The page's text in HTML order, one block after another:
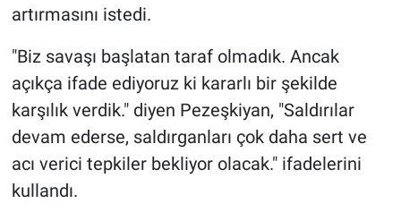
artırmasını istedi.
"Biz savaşı başlatan taraf olmadık. Ancak
açıkça ifade ediyoruz ki kararlı bir şekilde
karşılık verdik." diyen Pezeşkiyan, "Saldırılar
devam ederse, saldırganları çok daha sert ve
acı verici tepkiler bekliyor olacak." ifadelerini
kullandı.